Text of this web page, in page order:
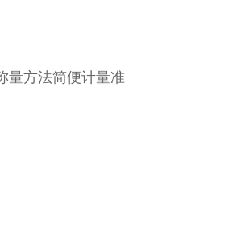
量方法简便计量准